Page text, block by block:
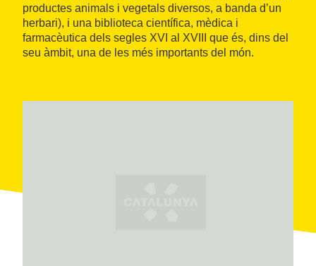
productes animals i vegetals diversos, a banda d’un
herbari), i una biblioteca científica, mèdica i
farmacèutica dels segles XVI al XVIII que és, dins del
seu àmbit, una de les més importants del món.